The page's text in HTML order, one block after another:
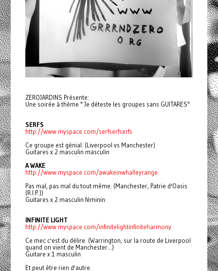
ZEROJARDINS Présente:
Une soirée à thème " Je déteste les groupes sans GUITARES"
SERFS
http://www.myspace.com/serfserfserfs
Ce groupe est génial. (Liverpool vs Manchester)
Guitares x 2 masculin masculin
A WAKE
http://www.myspace.com/awakeinwhalleyrange
Pas mal, pas mal du tout même. (Manchester, Patrie d'Oasis
(R.I.P.))
Guitares x 2 masculin féminin
INFINITE LIGHT
http://www.myspace.com/infinitelightinfiniteharmony
Ce mec c'est du délire. (Warrington, sur la route de Liverpool
quand on vient de Manchester...)
Guitare x 1 masculin
Et peut être rien d'autre.